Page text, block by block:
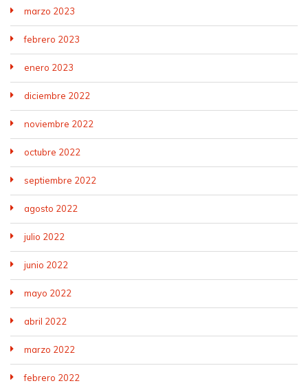
marzo 2023
febrero 2023
enero 2023
diciembre 2022
noviembre 2022
octubre 2022
septiembre 2022
agosto 2022
julio 2022
junio 2022
mayo 2022
abril 2022
marzo 2022
febrero 2022